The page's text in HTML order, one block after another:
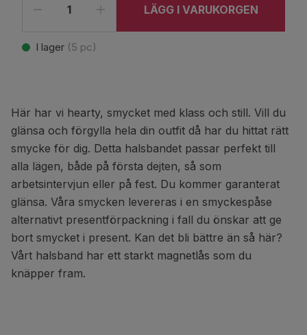
LÄGG I VARUKORGEN
I lager (5 pc)
Här har vi hearty, smycket med klass och still. Vill du
glänsa och förgylla hela din outfit då har du hittat rätt
smycke för dig. Detta halsbandet passar perfekt till
alla lägen, både på första dejten, så som
arbetsintervjun eller på fest. Du kommer garanterat
glänsa. Våra smycken levereras i en smyckespåse
alternativt presentförpackning i fall du önskar att ge
bort smycket i present. Kan det bli bättre än så här?
Vårt halsband har ett starkt magnetlås som du
knäpper fram.